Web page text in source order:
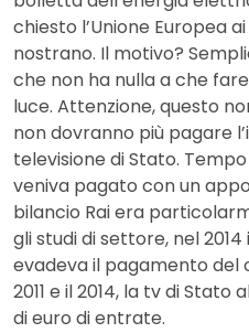
chiesto l’Unione Europea
nostrano. Il motivo?
che non ha nulla a che
luce. Attenzione, questo
non dovranno più pagare
televisione di Stato.
veniva pagato con un
bilancio Rai era
gli studi di settore, nel
evadeva il pagamento del
2011 e il 2014, la tv di
di euro di entrate.